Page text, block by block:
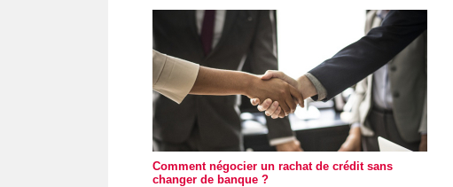
Comment négocier un rachat de crédit sans
changer de banque ?